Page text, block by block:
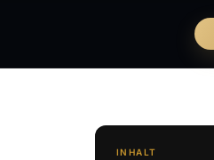
INHALT